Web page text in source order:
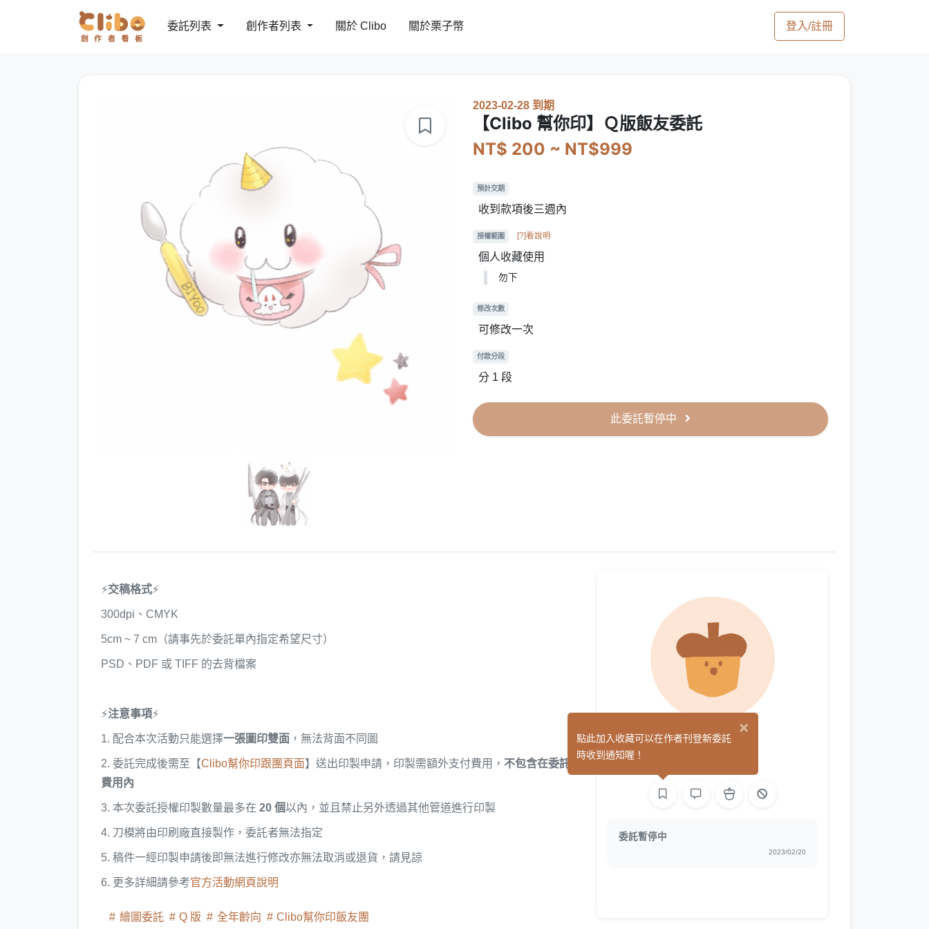
委託列表 創作者列表 關於 Clibo 關於栗子幣 登入/註冊
2023-02-28 到期
【Clibo 幫你印】Ｑ版飯友委託
NT$ 200 ~ NT$999
預計交期
收到款項後三週內
授權範圍 [?]看說明
個人收藏使用
勿下
修改次數
可修改一次
付款分段
分 1 段
此委託暫停中
⚡交稿格式⚡
300dpi、CMYK
5cm ~ 7 cm（請事先於委託單內指定希望尺寸）
PSD、PDF 或 TIFF 的去背檔案
⚡注意事項⚡
1. 配合本次活動只能選擇一張圖印雙面 ，無法背面不同圖
2. 委託完成後需至【Clibo幫你印跟團頁面】送出印製申請，印製需額外支付費用， 不包含在委託
費用內
3. 本次委託授權印製數量最多在 20 個以內，並且禁止另外透過其他管道進行印製
4. 刀模將由印刷廠直接製作，委託者無法指定
5. 稿件一經印製申請後即無法進行修改亦無法取消或退貨，請見諒
6. 更多詳細請參考官方活動網頁說明
繪圖委託 Q 版 全年齡向 Clibo幫你印飯友團
阿柳 (0)
委託暫停中
2023/02/20
×
點此加入收藏可以在作者刊登新委託
時收到通知喔！